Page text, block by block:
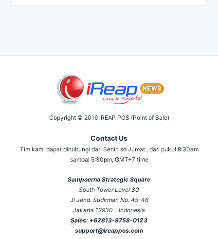
Copyright © 2016 iREAP POS (Point of Sale)
Contact Us
Tim kami dapat dihubungi dari Senin sd Jumat , dari pukul 8:30am
sampai 5:30pm, GMT+7 time
Sampoerna Strategic Square
South Tower Level 30
Jl Jend. Sudirman No. 45-46
Jakarta 12930 – Indonesia
Sales: +62813-8758-0123
support@ireappos.com